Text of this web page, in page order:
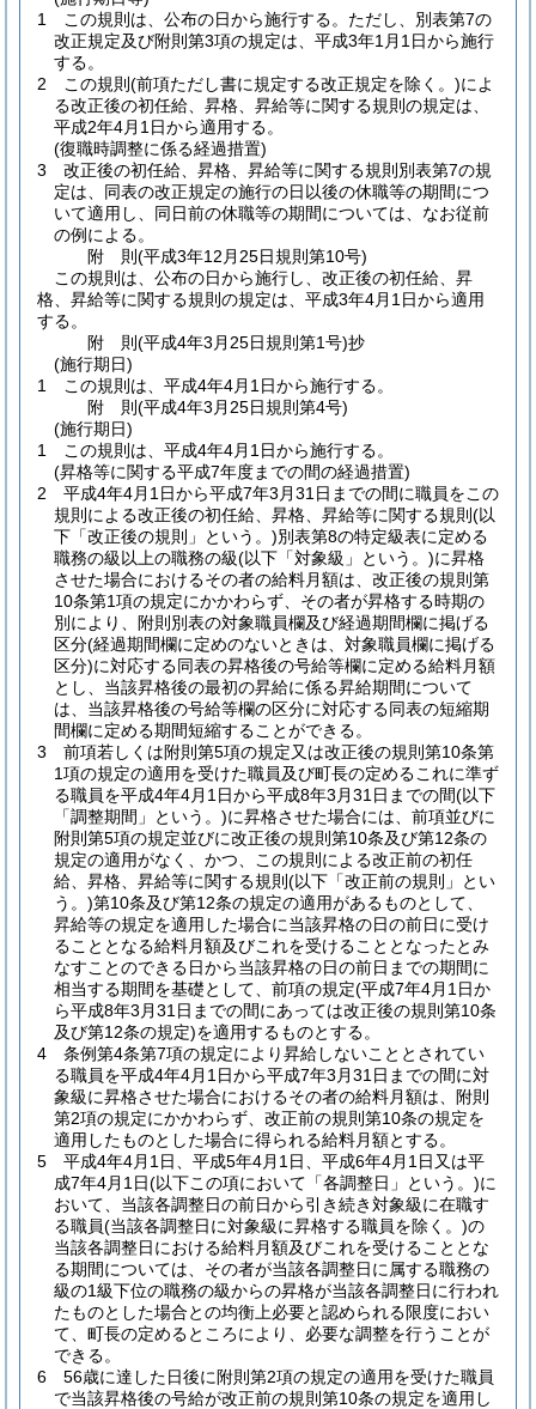
1
この規則は、公布の日から施行する。 ただし、別表第7の
改正規定及び附則第3項の規定は、平成3年1月1日から施行
する。
2
この規則 (前項ただし書に規定する改正規定を除く。)によ
る改正後の初任給、昇格、昇給等に関する規則の規定は、
平成2年4月1日から適用する。
(復職時調整に係る経過措置)
3
改正後の初任給、昇格、昇給等に関する規則別表第7の規
定は、同表の改正規定の施行の日以後の休職等の期間につ
いて適用し、同日前の休職等の期間については、なお従前
の例による。
附 則(平成3年12月25日規則第10号)
この規則は、公布の日から施行し、改正後の初任給、昇
格、昇給等に関する規則の規定は、平成3年4月1日から適用
する。
附 則(平成4年3月25日規則第1号)抄
(施行期日)
1
この規則は、平成4年4月1日から施行する。
附 則(平成4年3月25日規則第4号)
(施行期日)
1
この規則は、平成4年4月1日から施行する。
(昇格等に関する平成7年度までの間の経過措置)
2
平成4年4月1日から平成7年3月31日までの間に職員をこの
規則による改正後の初任給、昇格、昇給等に関する規則 (以
下「改正後の規則」という。)別表第8の特定級表に定める
職務の級以上の職務の級(以下「対象級」という。)に昇格
させた場合におけるその者の給料月額は、改正後の規則第
10条第1項の規定にかかわらず、その者が昇格する時期の
別により、附則別表の対象職員欄及び経過期間欄に掲げる
区分(経過期間欄に定めのないときは、対象職員欄に掲げる
区分)に対応する同表の昇格後の号給等欄に定める給料月額
とし、当該昇格後の最初の昇給に係る昇給期間について
は、当該昇格後の号給等欄の区分に対応する同表の短縮期
間欄に定める期間短縮することができる。
3
前項若しくは附則第5項の規定又は改正後の規則第10条第
1項の規定の適用を受けた職員及び町長の定めるこれに準ず
る職員を平成4年4月1日から平成8年3月31日までの間(以下
「調整期間」という。)に昇格させた場合には、前項並びに
附則第5項の規定並びに改正後の規則第10条及び第12条の
規定の適用がなく、かつ、この規則による改正前の初任
給、昇格、昇給等に関する規則 (以下「改正前の規則」とい
う。)第10条及び第12条の規定の適用があるものとして、
昇給等の規定を適用した場合に当該昇格の日の前日に受け
ることとなる給料月額及びこれを受けることとなったとみ
なすことのできる日から当該昇格の日の前日までの期間に
相当する期間を基礎として、前項の規定(平成7年4月1日か
ら平成8年3月31日までの間にあっては改正後の規則第10条
及び第12条の規定)を適用するものとする。
4
条例第4条第7項の規定により昇給しないこととされてい
る職員を平成4年4月1日から平成7年3月31日までの間に対
象級に昇格させた場合におけるその者の給料月額は、附則
第2項の規定にかかわらず、改正前の規則第10条の規定を
適用したものとした場合に得られる給料月額とする。
5
平成4年4月1日、平成5年4月1日、平成6年4月1日又は平
成7年4月1日(以下この項において「各調整日」という。)に
おいて、当該各調整日の前日から引き続き対象級に在職す
る職員(当該各調整日に対象級に昇格する職員を除く。)の
当該各調整日における給料月額及びこれを受けることとな
る期間については、その者が当該各調整日に属する職務の
級の1級下位の職務の級からの昇格が当該各調整日に行われ
たものとした場合との均衡上必要と認められる限度におい
て、町長の定めるところにより、必要な調整を行うことが
できる。
6
56歳に達した日後に附則第2項の規定の適用を受けた職員
で当該昇格後の号給が改正前の規則第10条の規定を適用し